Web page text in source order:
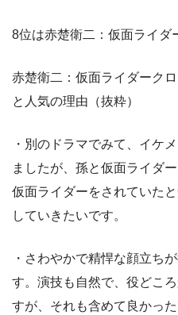
8位は赤楚衛二：仮面ライダ
赤楚衛二：仮面ライダーク
と人気の理由（抜粋）
・別のドラマでみて、イケ
ましたが、孫と仮面ライダ
仮面ライダーをされていた
していきたいです。
・さわやかで精悍な顔立ち
す。演技も自然で、役どこ
すが、それも含めて良かっ